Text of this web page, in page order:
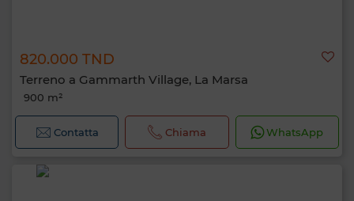
820.000 TND
Terreno a Gammarth Village, La Marsa
900 m²
Contatta Chiama WhatsApp